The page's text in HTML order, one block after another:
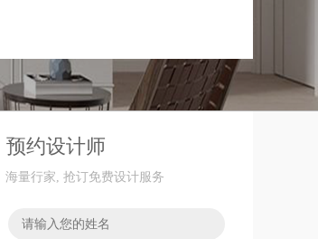
预约设计师
海量行家, 抢订免费设计服务